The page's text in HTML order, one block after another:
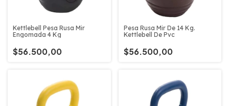
Kettlebell Pesa Rusa Mir
Engomada 4 Kg
$56.500,00
Pesa Rusa Mir De 14 Kg.
Kettlebell De Pvc
$56.500,00